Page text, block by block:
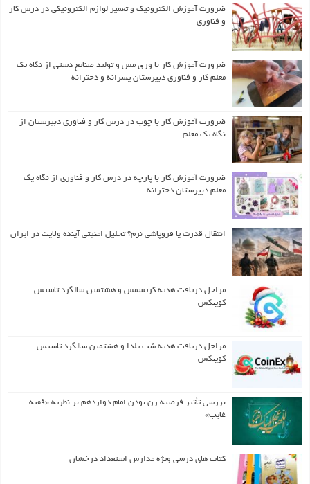
ضرورت آموزش الکترونیک و تعمیر لوازم الکترونیکی در درس کار
و فناوری
ضرورت آموزش کار با ورق مس و تولید صنایع دستی از نگاه یک
معلم کار و فناوری دبیرستان پسرانه و دخترانه
ضرورت آموزش کار با چوب در درس کار و فناوری دبیرستان از
نگاه یک معلم
ضرورت آموزش کار با پارچه در درس کار و فناوری از نگاه یک
معلم دبیرستان دخترانه
انتقال قدرت یا فروپاشی نرم؟ تحلیل امنیتی آینده ولایت در ایران
مراحل دریافت هدیه کریسمس و هشتمین سالگرد تاسیس
کوینکس
مراحل دریافت هدیه شب یلدا و هشتمین سالگرد تاسیس
کوینکس
بررسی تأثیر فرضیه زن بودن امام دوازدهم بر نظریه «فقیه
غایب»
کتاب های درسی ویژه مدارس استعداد درخشان